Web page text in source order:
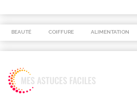
BEAUTÉ COIFFURE ALIMENTATION